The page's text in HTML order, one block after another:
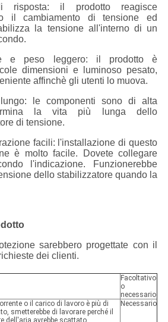
risposta: il prodotto reagisce
il cambiamento di tensione ed
la tensione all'interno di un
e peso leggero: il prodotto è
dimensioni e luminoso pesato,
affinchè gli utenti lo muova.
le componenti sono di alta
la vita più lunga dello
di tensione.
facili: l'installazione di questo
è molto facile. Dovete collegare
l'indicazione. Funzionerebbe
dello stabilizzatore quando la
sarebbero progettate con il
dei clienti.
Facoltativo
o
necessario
o il carico di lavoro è più di
smetterebbe di lavorare perché il
Necessario